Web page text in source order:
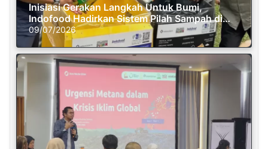
Inisiasi Gerakan Langkah Untuk Bumi,
Indofood Hadirkan Sistem Pilah Sampah di
Semasa Piknik
09/07/2026